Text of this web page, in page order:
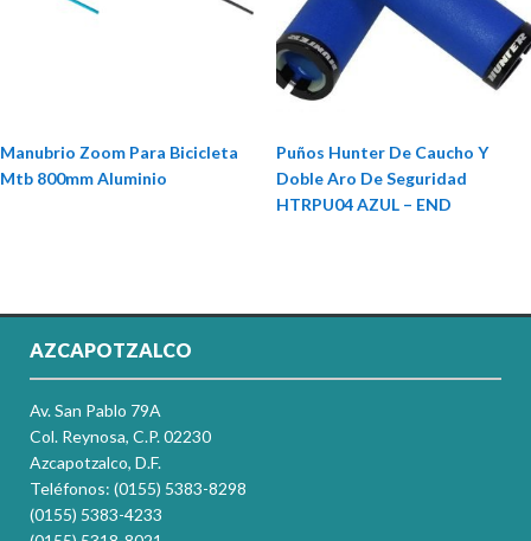
Manubrio Zoom Para Bicicleta
Mtb 800mm Aluminio
Puños Hunter De Caucho Y
Doble Aro De Seguridad
HTRPU04 AZUL – END
AZCAPOTZALCO
Av. San Pablo 79A
Col. Reynosa, C.P. 02230
Azcapotzalco, D.F.
Teléfonos: (0155) 5383-8298
(0155) 5383-4233